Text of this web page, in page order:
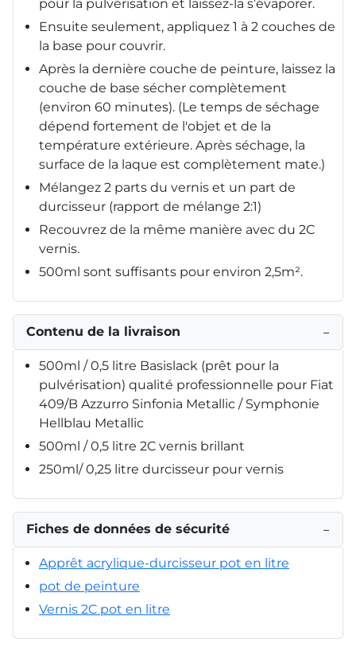
pour la pulvérisation et laissez-la s’évaporer.
Ensuite seulement, appliquez 1 à 2 couches de
la base pour couvrir.
Après la dernière couche de peinture, laissez la
couche de base sécher complètement
(environ 60 minutes). (Le temps de séchage
dépend fortement de l'objet et de la
température extérieure. Après séchage, la
surface de la laque est complètement mate.)
Mélangez 2 parts du vernis et un part de
durcisseur (rapport de mélange 2:1)
Recouvrez de la même manière avec du 2C
vernis.
500ml sont suffisants pour environ 2,5m².
Contenu de la livraison −
500ml / 0,5 litre Basislack (prêt pour la
pulvérisation) qualité professionnelle pour Fiat
409/B Azzurro Sinfonia Metallic / Symphonie
Hellblau Metallic
500ml / 0,5 litre 2C vernis brillant
250ml/ 0,25 litre durcisseur pour vernis
Fiches de données de sécurité −
Apprêt acrylique-durcisseur pot en litre
pot de peinture
Vernis 2C pot en litre